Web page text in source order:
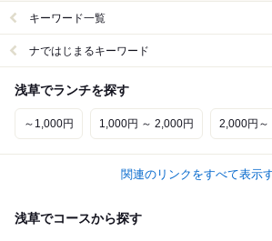
キーワード一覧
ナではじまるキーワード
浅草でランチを探す
～1,000円 1,000円 ～ 2,000円 2,000円～
関連のリンクをすべて表示
浅草でコースから探す